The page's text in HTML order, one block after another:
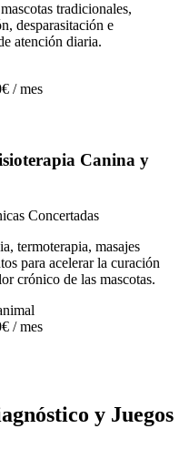
tradicionales,
desparasitación e
atención diaria.
/ mes
Canina y
Concertadas
termoterapia, masajes
para acelerar la curación
crónico de las mascotas.
/ mes
y Juegos